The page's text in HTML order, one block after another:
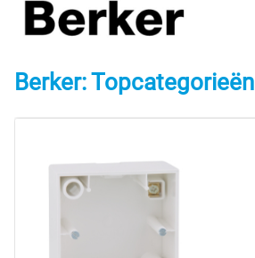
Berker: Topcategorieën